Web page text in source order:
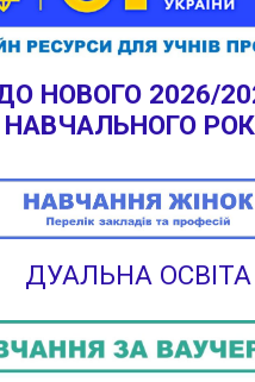
НОВОГО 2026/
НАВЧАЛЬНОГО
ДУАЛЬНА ОСВІТА